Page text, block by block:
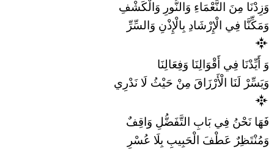
وَزِدْنَا مِنَ النَّعْمَاءِ وَالنُّورِ وَالْكَشْفِ
وَمَكِّنَّا فِي الْإِرْشَادِ بِالْإِذْنِ وَالسِّرِّ
وَ أَيِّدْنَا فِي أَقْوَالِنَا وَفِعَالِنَا
وَيَسِّرْ لَنَا الْأَرْزَاقَ مِنْ حَيْثُ لَا نَدْرِي
فَهَا نَحْنُ فِي بَابِ التَّفَضُّلِ وَاقِفٌ
وَمُنْتَظِرٌ عَطْفَ الْحَبِيبِ بِلَا عُسْرِ